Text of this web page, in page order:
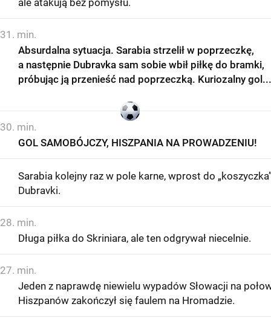
ale atakują bez pomysłu.
31. min.
Absurdalna sytuacja. Sarabia strzelił w poprzeczkę,
a następnie Dubravka sam sobie wbił piłkę do bramki,
próbując ją przenieść nad poprzeczką. Kuriozalny gol...
30. min.
GOL SAMOBÓJCZY, HISZPANIA NA PROWADZENIU!
Sarabia kolejny raz w pole karne, wprost do
Dubravki.
28. min.
Długa piłka do Skriniara, ale ten odgrywał niecelnie.
27. min.
Jeden z naprawdę niewielu wypadów Słowacji na
Hiszpanów zakończył się faulem na Hromadzie.